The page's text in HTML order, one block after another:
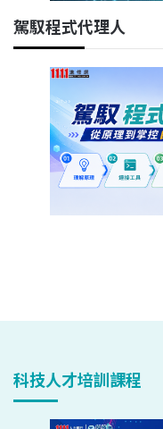
科技人才培訓課程